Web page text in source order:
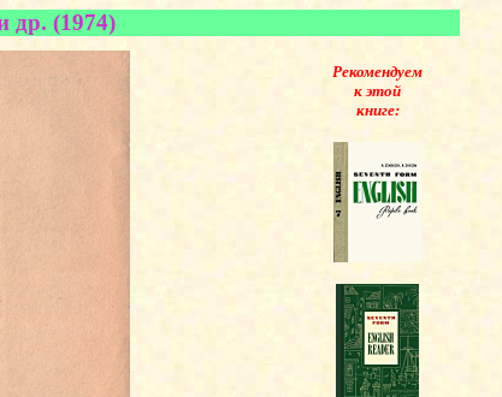
др. (1974)
Рекомендуем
к этой
книге: